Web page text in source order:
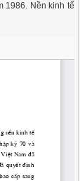
1986. Nền kinh tế